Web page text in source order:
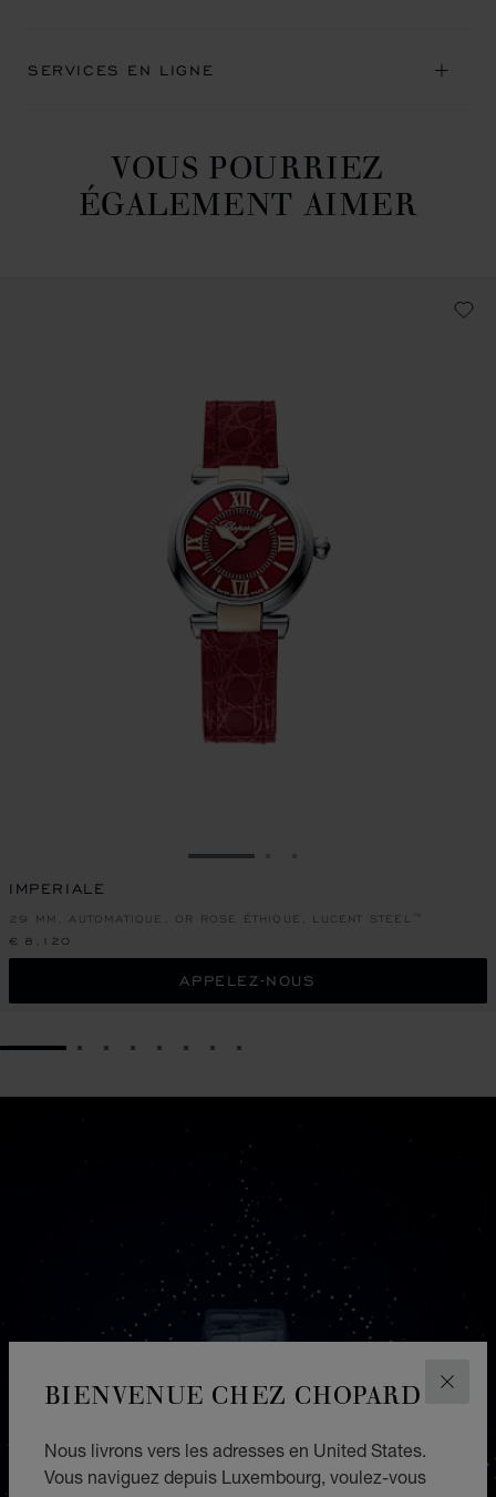
BIENVENUE CHEZ CHOPARD
Nous livrons vers les adresses en United States.
Vous naviguez depuis Luxembourg, voulez-vous
SERVICES EN LIGNE
VOUS POURRIEZ
ÉGALEMENT AIMER
ALLER À LA DIAPOSITIVE 1
IMPERIALE
29 MM, AUTOMATIQUE, OR ROSE ÉTHIQUE, LUCENT STEEL™
€ 8,120
APPELEZ-NOUS
GO TO SLIDE 1GO TO SLIDE 2
GO TO SLIDE 3
GO TO SLIDE 4
GO TO SLIDE 5
GO TO SLIDE 6
GO TO SLIDE 7
GO TO SLIDE 8